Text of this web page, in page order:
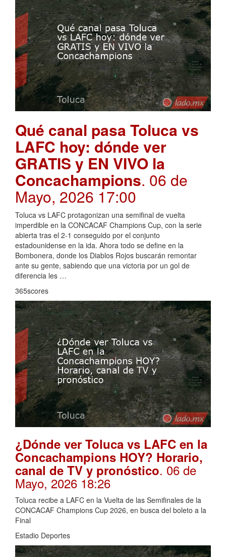
Qué canal pasa Toluca vs
LAFC hoy: dónde ver
GRATIS y EN VIVO la
Concachampions. 06 de
Mayo, 2026 17:00
Toluca vs LAFC protagonizan una semifinal de vuelta
imperdible en la CONCACAF Champions Cup, con la serie
abierta tras el 2-1 conseguido por el conjunto
estadounidense en la ida. Ahora todo se define en la
Bombonera, donde los Diablos Rojos buscarán remontar
ante su gente, sabiendo que una victoria por un gol de
diferencia les …
365scores
¿Dónde ver Toluca vs LAFC en la
Concachampions HOY? Horario,
canal de TV y pronóstico. 06 de
Mayo, 2026 18:26
Toluca recibe a LAFC en la Vuelta de las Semifinales de la
CONCACAF Champions Cup 2026, en busca del boleto a la
Final
Estadio Deportes